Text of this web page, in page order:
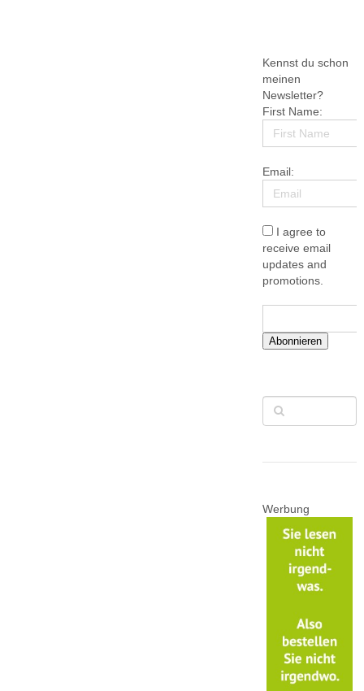
Kennst du schon
meinen
Newsletter?
First Name:
Email:
I agree to
receive email
updates and
promotions.
Abonnieren
Werbung